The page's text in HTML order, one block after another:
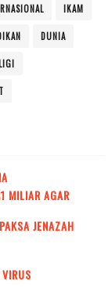
IKAM
DUNIA
MILIAR AGAR
JENAZAH